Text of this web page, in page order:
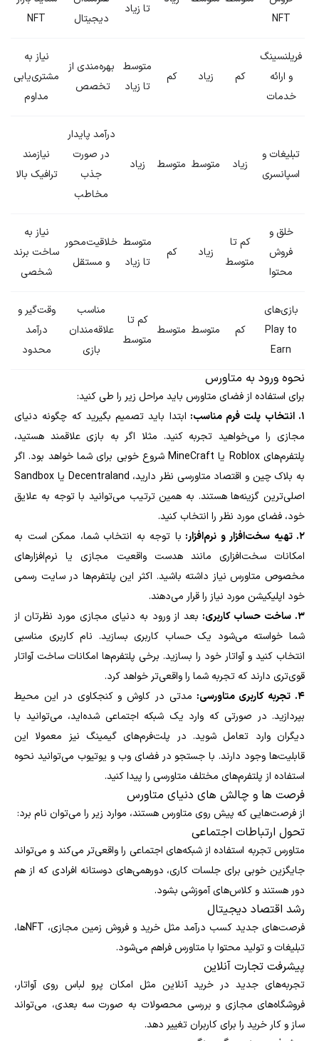
NFT
تا زیاد
دیجیتال
NFT
فریلنسینگ
و ارائه
خدمات
کم زیاد کم
متوسط
تا زیاد
بهره‌مندی از
تخصص
نیاز به
مشتری‌یابی
مداوم
تبلیغات و
اسپانسری
زیاد متوسط متوسط زیاد
درآمد پایدار
در صورت
جذب
مخاطب
نیازمند
ترافیک بالا
خلق و
فروش
محتوا
کم تا
متوسط
زیاد کم
متوسط
تا زیاد
خلاقیت‌محور
و مستقل
نیاز به
ساخت برند
شخصی
بازی‌های
Play to
Earn
کم متوسط متوسط
کم تا
متوسط
مناسب
علاقه‌مندان
بازی
وقت‌گیر و
درآمد
محدود
نحوه ورود به متاورس
برای استفاده از فضای متاورس باید مراحل زیر را طی کنید:
۱. انتخاب پلت فرم مناسب:
ابتدا باید تصمیم بگیرید که چگونه دنیای
مجازی را می‌خواهید تجربه کنید. مثلا اگر به بازی علاقمند هستید،
پلتفرم‌های Roblox یا MineCraft شروع خوبی برای شما خواهد بود. اگر
به بلاک چین و اقتصاد متاورسی نظر دارید، Decentraland یا Sandbox
اصلی‌ترین گزینه‌ها هستند. به همین ترتیب می‌توانید با توجه به علایق
خود، فضای مورد نظر را انتخاب کنید.
۲. تهیه سخت‌افزار و نرم‌افزار:
با توجه به انتخاب شما، ممکن است به
امکانات سخت‌افزاری مانند هدست واقعیت مجازی یا نرم‌افزارهای
مخصوص متاورس نیاز داشته باشید. اکثر این پلتفرم‌ها در سایت رسمی
خود اپلیکیشن مورد نیاز را قرار می‌دهند.
۳. ساخت حساب کاربری:
بعد از ورود به دنیای مجازی مورد نظرتان از
شما خواسته می‌شود یک حساب کاربری بسازید. نام کاربری مناسبی
انتخاب کنید و آواتار خود را بسازید. برخی پلتفرم‌ها امکانات ساخت آواتار
قوی‌تری دارند که تجربه شما را واقعی‌تر خواهد کرد.
۴. تجربه کاربری متاورسی:
مدتی در کاوش و کنجکاوی در این محیط
بپردازید. در صورتی که وارد یک شبکه اجتماعی شده‌اید، می‌توانید با
دیگران وارد تعامل شوید. در پلت‌فرم‌های گیمینگ نیز معمولا این
قابلیت‌ها وجود دارند. با جستجو در فضای وب و یوتیوب می‌توانید نحوه
استفاده از پلتفرم‌های مختلف متاورسی را پیدا کنید.
فرصت ها و چالش های دنیای متاورس
از فرصت‌هایی که پیش روی متاورس هستند، موارد زیر را می‌توان نام برد:
تحول ارتباطات اجتماعی
متاورس تجربه استفاده از شبکه‌های اجتماعی را واقعی‌تر می‌کند و می‌تواند
جایگزین خوبی برای جلسات کاری، دورهمی‌های دوستانه افرادی که از هم
دور هستند و کلاس‌های آموزشی بشود.
رشد اقتصاد دیجیتال
فرصت‌های جدید کسب درآمد مثل خرید و فروش زمین مجازی، NFTها،
تبلیغات و تولید محتوا با متاورس فراهم می‌شود.
پیشرفت تجارت آنلاین
تجربه‌های جدید در خرید آنلاین مثل امکان پرو لباس روی آواتار،
فروشگاه‌های مجازی و بررسی محصولات به صورت سه بعدی، می‌تواند
ساز و کار خرید را برای کاربران تغییر دهد.